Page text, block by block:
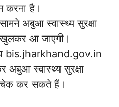
करना है।
अबुआ स्वास्थ्य सुरक्षा
खुलकर आ जाएगी।
bis.jharkhand.gov.in
अबुआ स्वास्थ्य सुरक्षा
चेक कर सकते हैं।